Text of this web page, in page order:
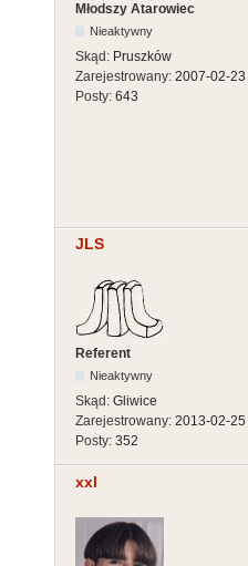
Młodszy Atarowiec
Nieaktywny
Skąd: Pruszków
Zarejestrowany: 2007-02-23
Posty: 643
JLS
Referent
Nieaktywny
Skąd: Gliwice
Zarejestrowany: 2013-02-25
Posty: 352
xxl